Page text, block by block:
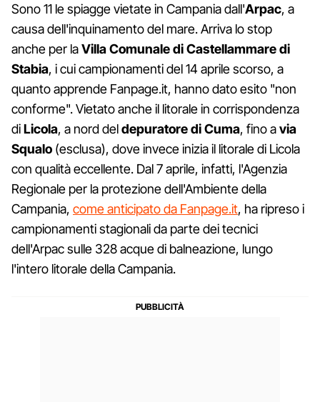
Sono 11 le spiagge vietate in Campania dall'Arpac, a
causa dell'inquinamento del mare. Arriva lo stop
anche per laVilla Comunale di Castellammare di
Stabia, i cui campionamenti del 14 aprile scorso, a
quanto apprende Fanpage.it, hanno dato esito "non
conforme". Vietato anche il litorale in corrispondenza
diLicola, a nord deldepuratore di Cuma, fino avia
Squalo (esclusa), dove invece inizia il litorale di Licola
con qualità eccellente. Dal 7 aprile, infatti, l'Agenzia
Regionale per la protezione dell'Ambiente della
Campania, come anticipato da Fanpage.it, ha ripreso i
campionamenti stagionali da parte dei tecnici
dell'Arpac sulle 328 acque di balneazione, lungo
l'intero litorale della Campania.